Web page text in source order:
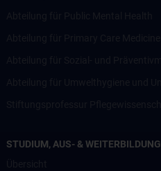
STUDIUM, AUS- & WEITERBILDUNG